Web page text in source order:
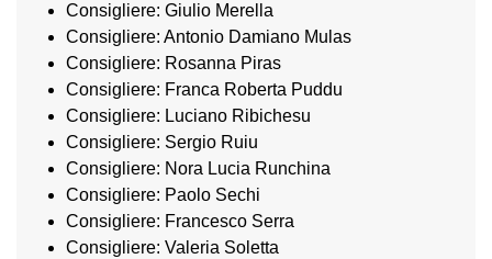
Consigliere: Giulio Merella
Consigliere: Antonio Damiano Mulas
Consigliere: Rosanna Piras
Consigliere: Franca Roberta Puddu
Consigliere: Luciano Ribichesu
Consigliere: Sergio Ruiu
Consigliere: Nora Lucia Runchina
Consigliere: Paolo Sechi
Consigliere: Francesco Serra
Consigliere: Valeria Soletta